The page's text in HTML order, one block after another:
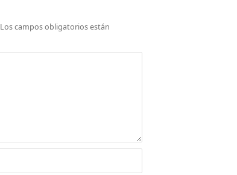
Los campos obligatorios están